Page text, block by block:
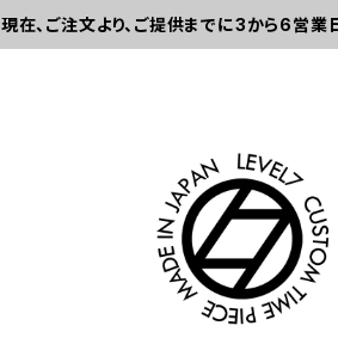
現在、ご注文より、ご提供までに3から6営業